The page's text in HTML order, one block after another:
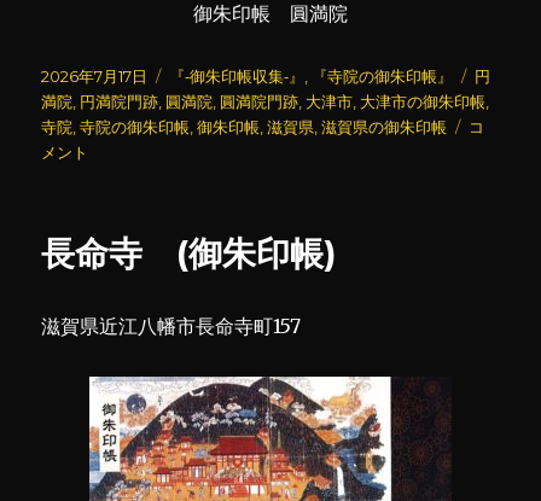
御朱印帳 圓満院
投
稿
日:
2026年7月17日
カ
テ
ゴ
『‐御朱印帳収集‐』 『寺院の御朱印帳』
タ
グ
円
満院 円満院門跡 圓満院 圓満院門跡 大津市 大津市の御朱印帳
寺院 ,寺院の御朱印帳 ,御朱印帳 ,滋賀県 ,滋賀県の御朱印帳
圓
コ
メント
長命寺 (御朱印帳)
滋賀県近江八幡市長命寺町157